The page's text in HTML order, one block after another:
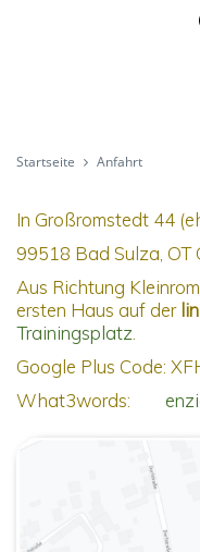
Startseite Anfahrt
In Großromstedt 44
99518 Bad Sulza, OT
Aus Richtung
ersten Haus auf der
Trainingsplatz
Google Plus Code:
What3words: